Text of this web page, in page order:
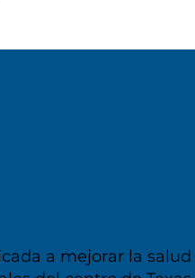
a mejorar la salud